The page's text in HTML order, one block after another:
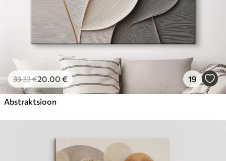
33.33€20.00 € 19
Abstraktsioon